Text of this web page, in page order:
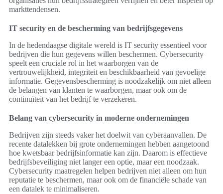
markttendensen.
IT security en de bescherming van bedrijfsgegevens
In de hedendaagse digitale wereld is IT security essentieel voor
bedrijven die hun gegevens willen beschermen. Cybersecurity
speelt een cruciale rol in het waarborgen van de
vertrouwelijkheid, integriteit en beschikbaarheid van gevoelige
informatie. Gegevensbescherming is noodzakelijk om niet alleen
de belangen van klanten te waarborgen, maar ook om de
continuïteit van het bedrijf te verzekeren.
Belang van cybersecurity in moderne ondernemingen
Bedrijven zijn steeds vaker het doelwit van cyberaanvallen. De
recente datalekken bij grote ondernemingen hebben aangetoond
hoe kwetsbaar bedrijfsinformatie kan zijn. Daarom is effectieve
bedrijfsbeveiliging niet langer een optie, maar een noodzaak.
Cybersecurity maatregelen helpen bedrijven niet alleen om hun
reputatie te beschermen, maar ook om de financiële schade van
een datalek te minimaliseren.